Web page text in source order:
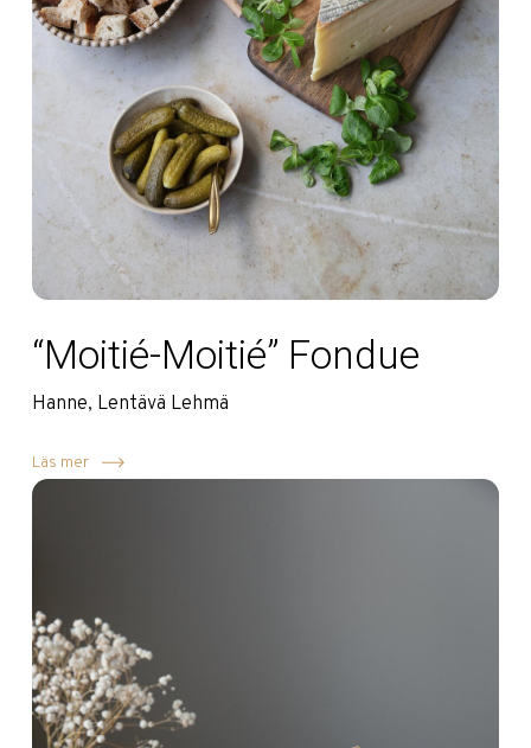
“Moitié-Moitié” Fondue
Hanne, Lentävä Lehmä
Läs mer